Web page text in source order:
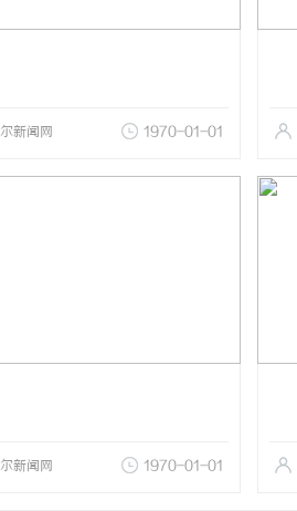
新闻网 1970-01-01
新闻网 1970-01-01